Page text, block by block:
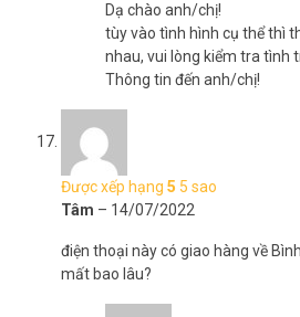
Dạ chào anh/chị!
tùy vào tình hình cụ thể thì
nhau, vui lòng kiểm tra tình
Thông tin đến anh/chị!
Được xếp hạng 5 5 sao
Tâm – 14/07/2022
điện thoại này có giao hàng về
mất bao lâu?